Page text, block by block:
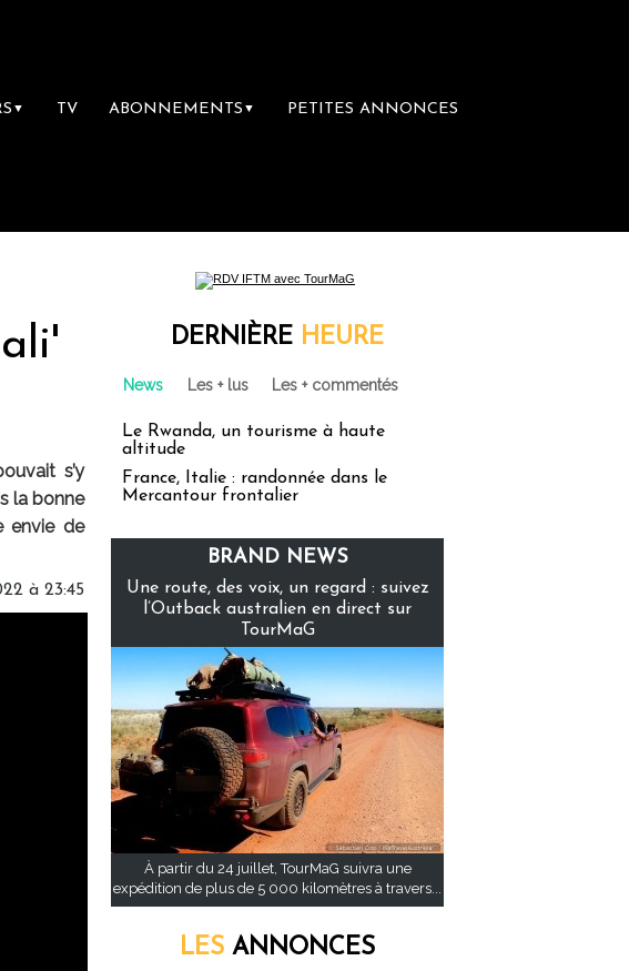
▼ TV ABONNEMENTS ▼ PETITES ANNONCES
s’y
la bonne
envie de
à 23:45
DERNIÈRE HEURE
News Les + lus Les + commentés
Le Rwanda, un tourisme à haute
altitude
France, Italie : randonnée dans le
Mercantour frontalier
BRAND NEWS
Une route, des voix, un regard : suivez
l’Outback australien en direct sur
TourMaG
À partir du 24 juillet, TourMaG suivra une
expédition de plus de 5 000 kilomètres à travers...
LES ANNONCES